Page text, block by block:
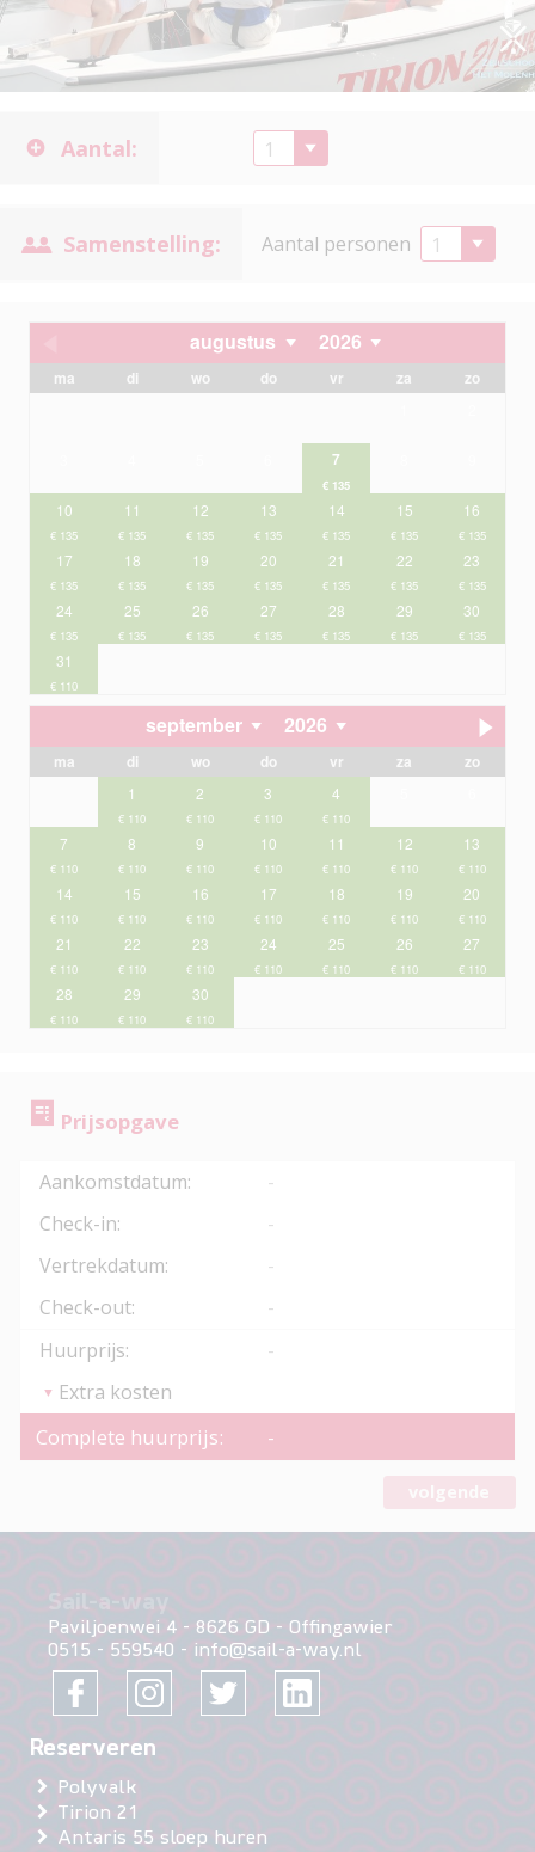
Aantal:
Samenstelling: Aantal personen
augustus 2026
ma di wo do vr za zo
7
10 11 12 13 14 15 16
17 18 19 20 21 22 23
24 25 26 27 28 29 30
31
september 2026
ma di wo do vr za zo
1 2 3 4
7 8 9 10 11 12 13
14 15 16 17 18 19 20
21 22 23 24 25 26 27
28 29 30
Prijsopgave
Aankomstdatum:
-
Check-in:
-
Vertrekdatum:
-
Check-out:
-
Huurprijs:
-
Extra kosten
Complete huurprijs: -
volgende
Sail-a-way
Paviljoenwei 4 - 8626 GD - Offingawier
0515 - 559540 - info@sail-a-way.nl
Polyvalk
Tirion 21
Antaris 55 sloep huren